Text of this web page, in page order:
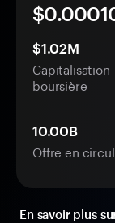
$0.000
$1.02M
Capitalisation
boursière
10.00B
Offre en
En savoir plus